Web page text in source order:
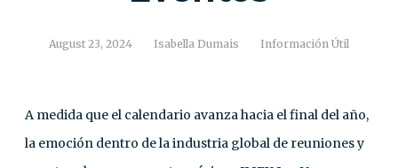
August 23, 2024 Isabella Dumais Información Útil
A medida que el calendario avanza hacia el final del año,
la emoción dentro de la industria global de reuniones y